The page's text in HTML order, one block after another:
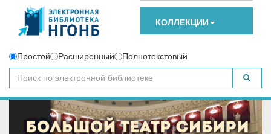
КОЛЛЕКЦИИ
Простой Расширенный Полнотекстовый